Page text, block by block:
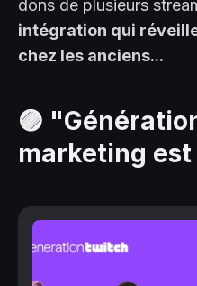
dons de plusieurs
intégration qui
chez les anciens...
🟣
marketing